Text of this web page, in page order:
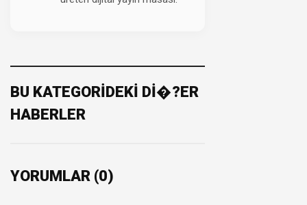
BU KATEGORİDEKİ Dİ�?ER
HABERLER
YORUMLAR (0)